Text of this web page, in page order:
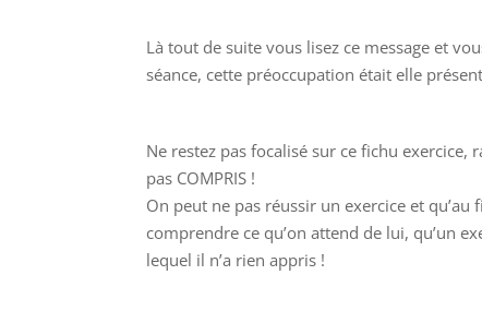
Là tout de suite vous lisez ce message et
séance, cette préoccupation était elle
Ne restez pas focalisé sur ce fichu exercice,
pas COMPRIS !
On peut ne pas réussir un exercice et
comprendre ce qu’on attend de lui, qu’un
lequel il n’a rien appris !